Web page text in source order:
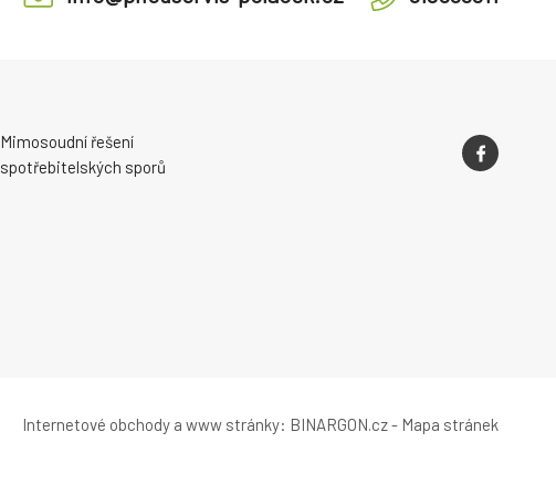
Mimosoudní řešení
spotřebitelských sporů
Internetové obchody a www stránky: BINARGON.cz- Mapa stránek